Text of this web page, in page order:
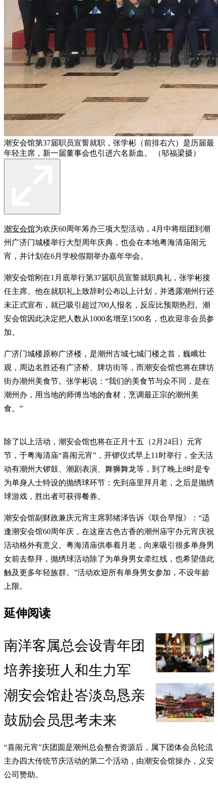
潮安会馆第37届职员宣誓就职，张学彬（前排右六）是历届最
年轻主席，新一届董事会也引进六名新血。 （邬福梁摄）
潮安会馆为欢庆60周年筹办三项大型活动，4月中将组团到潮
州广济门城楼举行大型周年庆典，也会在本地粤海清庙闹元
宵，并计划在6月学校假期举办嘉年华会。
潮安会馆刚在1月底举行第37届职员宣誓就职典礼，张学彬接
任主席。他在就职礼上致辞时公布以上计划，并透露潮州行还
未正式宣布，就已吸引超过700人报名，反应比预期热烈。潮
安会馆因此决定把人数从1000名增至1500名，也欢迎非会员参
加。
广济门城楼原称广济楼，是潮州古城七城门楼之首，巍峨壮
观，周边名胜还有广济桥、牌坊街等，而潮安会馆也将在牌坊
街办潮州美食节。张学彬说：“我们的美食节与众不同，是在
潮州办，用当地的师傅当地的食材，烹调最正宗的潮州美
食。”
除了以上活动，潮安会馆也将在正月十五（2月24日）元宵
节，于粤海清庙“喜闹元宵”，开锣仪式早上11时举行，全天活
动有潮州大锣鼓、潮剧表演、舞狮舞龙等，到了晚上8时是专
为单身人士特设的抛绣球环节：先到庙里拜月老，之后是抛绣
球游戏，胜出者可获得餐券。
潮安会馆副财政兼庆元宵主席郭绪泽告诉《联合早报》：“适
逢潮安会馆60周年庆，在这座古色古香的潮州庙宇办元宵庆祝
活动格外有意义。粤海清庙供奉着月老，向来吸引很多单身男
女前去祭拜，抛绣球活动除了为单身男女牵红线，也希望借此
触及更多年轻族群。”活动欢迎所有单身男女参加，不设年龄
上限。
延伸阅读
南洋客属总会设青年团
培养接班人和生力军
潮安会馆赴峇淡岛恳亲
鼓励会员思考未来
“喜闹元宵”庆团圆是潮州总会整合资源后，属下团体会员轮流
主办四大传统节庆活动的第二个活动，由潮安会馆操办，义安
公司赞助。